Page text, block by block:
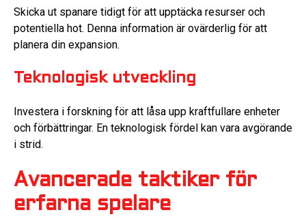
Skicka ut spanare tidigt för att upptäcka resurser och
potentiella hot. Denna information är ovärderlig för att
planera din expansion.
Teknologisk utveckling
Investera i forskning för att låsa upp kraftfullare enheter
och förbättringar. En teknologisk fördel kan vara avgörande
i strid.
Avancerade taktiker för
erfarna spelare